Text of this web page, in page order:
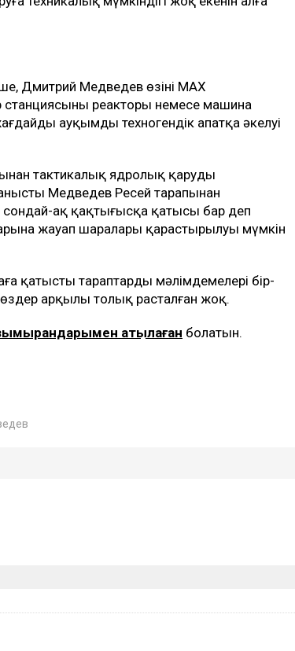
Дмитрий Медведев өзінің MAX
реакторы немесе машина
ауқымды техногендік апатқа әкелуі
тактикалық ядролық қаруды
Медведев Ресей тарапынан
сондай-ақ қақтығысқа қатысы бар деп
жауап шаралары қарастырылуы мүмкін
қатысты тараптардың мәлімдемелері бір-
арқылы толық расталған жоқ.
атқылаған болатын.